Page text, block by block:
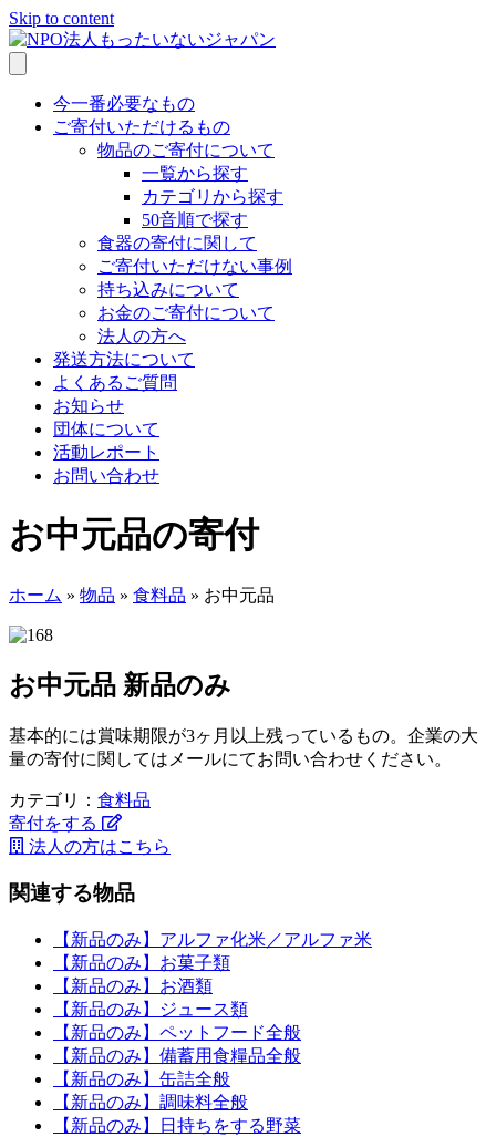
Skip to content
今一番必要なもの
ご寄付いただけるもの
物品のご寄付について
一覧から探す
カテゴリから探す
50音順で探す
食器の寄付に関して
ご寄付いただけない事例
持ち込みについて
お金のご寄付について
法人の方へ
発送方法について
よくあるご質問
お知らせ
団体について
活動レポート
お問い合わせ
お中元品の寄付
ホーム » 物品 » 食料品 » お中元品
お中元品 新品のみ
基本的には賞味期限が3ヶ月以上残っているもの。企業の大
量の寄付に関してはメールにてお問い合わせください。
カテゴリ： 食料品
寄付をする
法人の方はこちら
関連する物品
【新品のみ】アルファ化米／アルファ米
【新品のみ】お菓子類
【新品のみ】お酒類
【新品のみ】ジュース類
【新品のみ】ペットフード全般
【新品のみ】備蓄用食糧品全般
【新品のみ】缶詰全般
【新品のみ】調味料全般
【新品のみ】日持ちをする野菜